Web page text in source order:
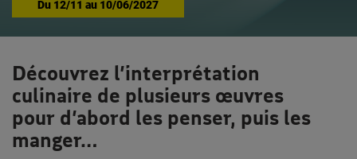
Du 12/11 au 10/06/2027
Découvrez l’interprétation
culinaire de plusieurs œuvres
pour d’abord les penser, puis les
manger…